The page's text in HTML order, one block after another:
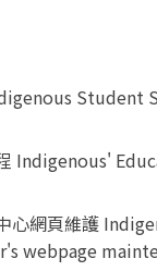
Student
Indigenous'
心網頁維護
webpage